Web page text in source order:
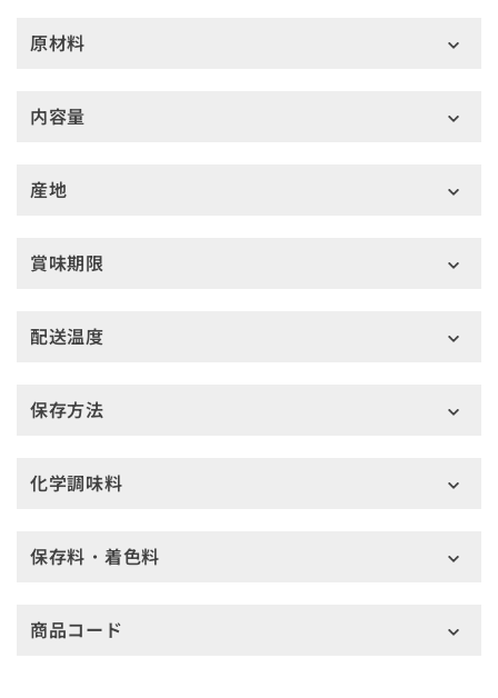
原材料
内容量
産地
賞味期限
配送温度
保存方法
化学調味料
保存料・着色料
商品コード